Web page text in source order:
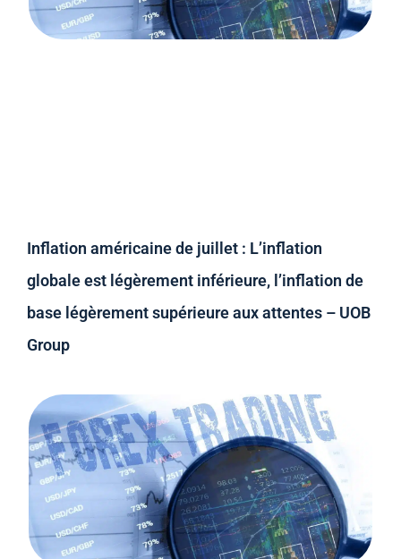
Inflation américaine de juillet : L’inflation
globale est légèrement inférieure, l’inflation de
base légèrement supérieure aux attentes – UOB
Group